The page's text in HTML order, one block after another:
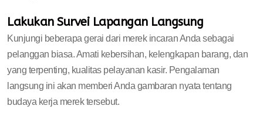
Lakukan Survei Lapangan Langsung
Kunjungi beberapa gerai dari merek incaran Anda sebagai
pelanggan biasa. Amati kebersihan, kelengkapan barang, dan
yang terpenting, kualitas pelayanan kasir. Pengalaman
langsung ini akan memberi Anda gambaran nyata tentang
budaya kerja merek tersebut.